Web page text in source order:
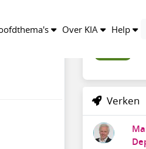
Over KIA Help
Verken